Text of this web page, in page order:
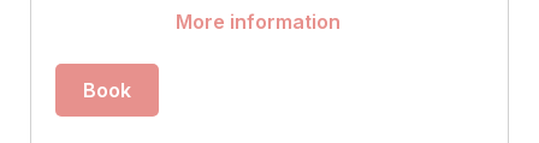
More information
Book